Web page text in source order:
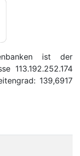
ist der
113.192.252.174
139,6917